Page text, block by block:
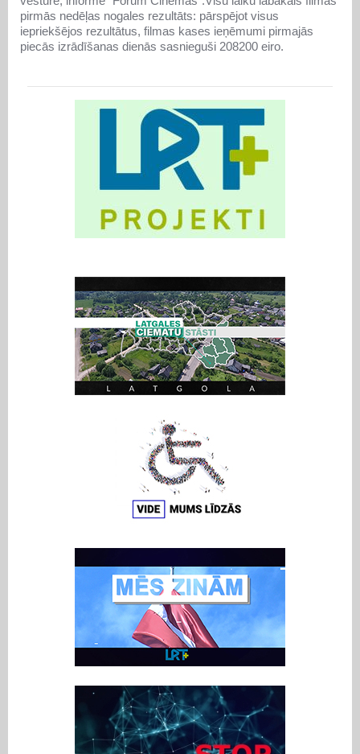
pirmās nedēļas nogales rezultāts: pārspējot visus
iepriekšējos rezultātus, filmas kases ieņēmumi pirmajās
piecās izrādīšanas dienās sasnieguši 208200 eiro.